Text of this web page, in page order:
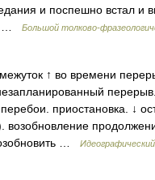
и поспешно встал и
…
Большой толково-
↑ во времени
приостановка. ↓
возобновление
…